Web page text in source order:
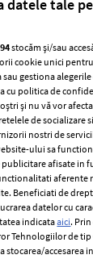
datele tale
stocăm și/sau
cookie unici
gestiona
cu politica de
și nu vă vor
de socializare
nostri de
ului sa
afisate in
aferente
Beneficiati de
datelor cu
indicataaici. Prin
Tehnologiilor de
stocarea/accesarea